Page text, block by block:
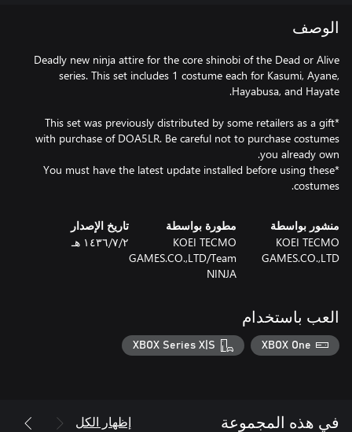
الوصف
Deadly new ninja attire for the core shinobi of the Dead or Alive
series. This set includes 1 costume each for Kasumi, Ayane,
*This set was previously distributed by some retailers as a gift
with purchase of DOA5LR. Be careful not to purchase costumes
*You must have the latest update installed before using these
costumes.
منشور بواسطة
KOEI TECMO
GAMES.CO.,LTD
مطورة بواسطة
KOEI TECMO
GAMES.CO.,LTD/Team
NINJA
تاريخ الإصدار
٢‏/٧‏/١٤٣٦ هـ
العب باستخدام
XBOX One
XBOX Series X|S
في هذه المجموعة إظهار الكل